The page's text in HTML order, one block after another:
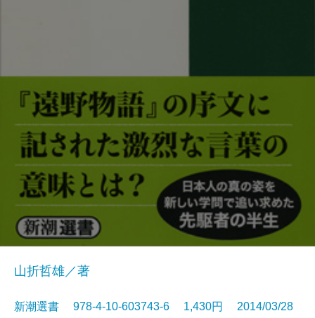
山折哲雄／著
新潮選書 978-4-10-603743-6 1,430円 2014/03/28